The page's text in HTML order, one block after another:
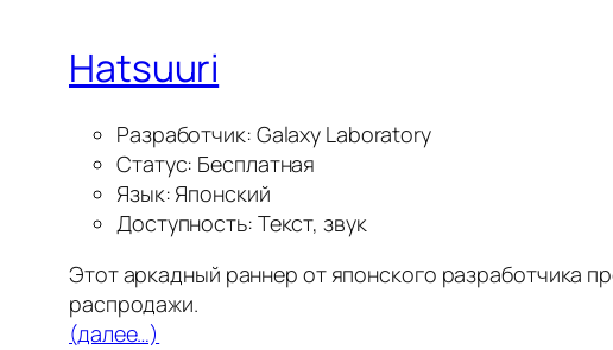
Hatsuuri
Разработчик: Galaxy Laboratory
Статус: Бесплатная
Язык: Японский
Доступность: Текст, звук
Этот аркадный раннер от японского разработчика
распродажи.
(далее…)